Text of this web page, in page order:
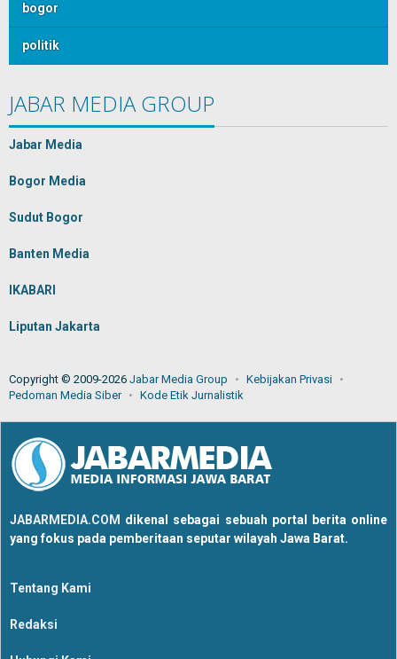
bogor
politik
JABAR MEDIA GROUP
Jabar Media
Bogor Media
Sudut Bogor
Banten Media
IKABARI
Liputan Jakarta
Copyright © 2009-2026 Jabar Media Group
Kebijakan Privasi
Pedoman Media Siber
Kode Etik Jurnalistik
JABARMEDIA.COM dikenal sebagai sebuah portal berita online
yang fokus pada pemberitaan seputar wilayah Jawa Barat.
Tentang Kami
Redaksi